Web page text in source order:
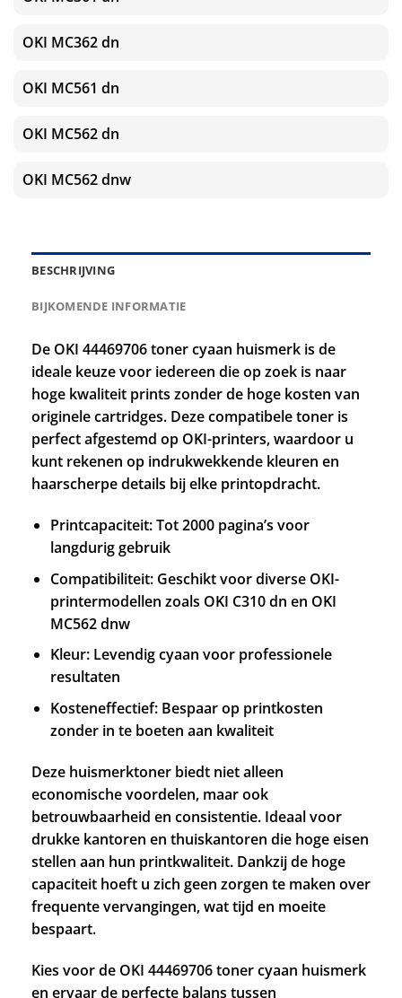
OKI MC362 dn
OKI MC561 dn
OKI MC562 dn
OKI MC562 dnw
BESCHRIJVING
BIJKOMENDE INFORMATIE
De OKI 44469706 toner cyaan huismerk is de
ideale keuze voor iedereen die op zoek is naar
hoge kwaliteit prints zonder de hoge kosten van
originele cartridges. Deze compatibele toner is
perfect afgestemd op OKI-printers, waardoor u
kunt rekenen op indrukwekkende kleuren en
haarscherpe details bij elke printopdracht.
Printcapaciteit: Tot 2000 pagina’s voor
langdurig gebruik
Compatibiliteit: Geschikt voor diverse OKI-
printermodellen zoals OKI C310 dn en OKI
MC562 dnw
Kleur: Levendig cyaan voor professionele
resultaten
Kosteneffectief: Bespaar op printkosten
zonder in te boeten aan kwaliteit
Deze huismerktoner biedt niet alleen
economische voordelen, maar ook
betrouwbaarheid en consistentie. Ideaal voor
drukke kantoren en thuiskantoren die hoge eisen
stellen aan hun printkwaliteit. Dankzij de hoge
capaciteit hoeft u zich geen zorgen te maken over
frequente vervangingen, wat tijd en moeite
bespaart.
Kies voor de OKI 44469706 toner cyaan huismerk
en ervaar de perfecte balans tussen